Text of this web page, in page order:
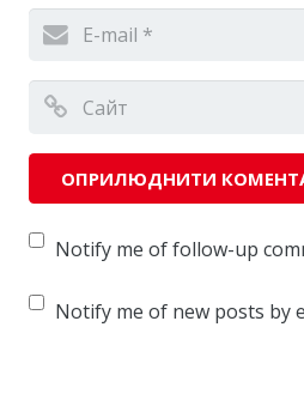
Notify me of follow-up
Notify me of new posts by